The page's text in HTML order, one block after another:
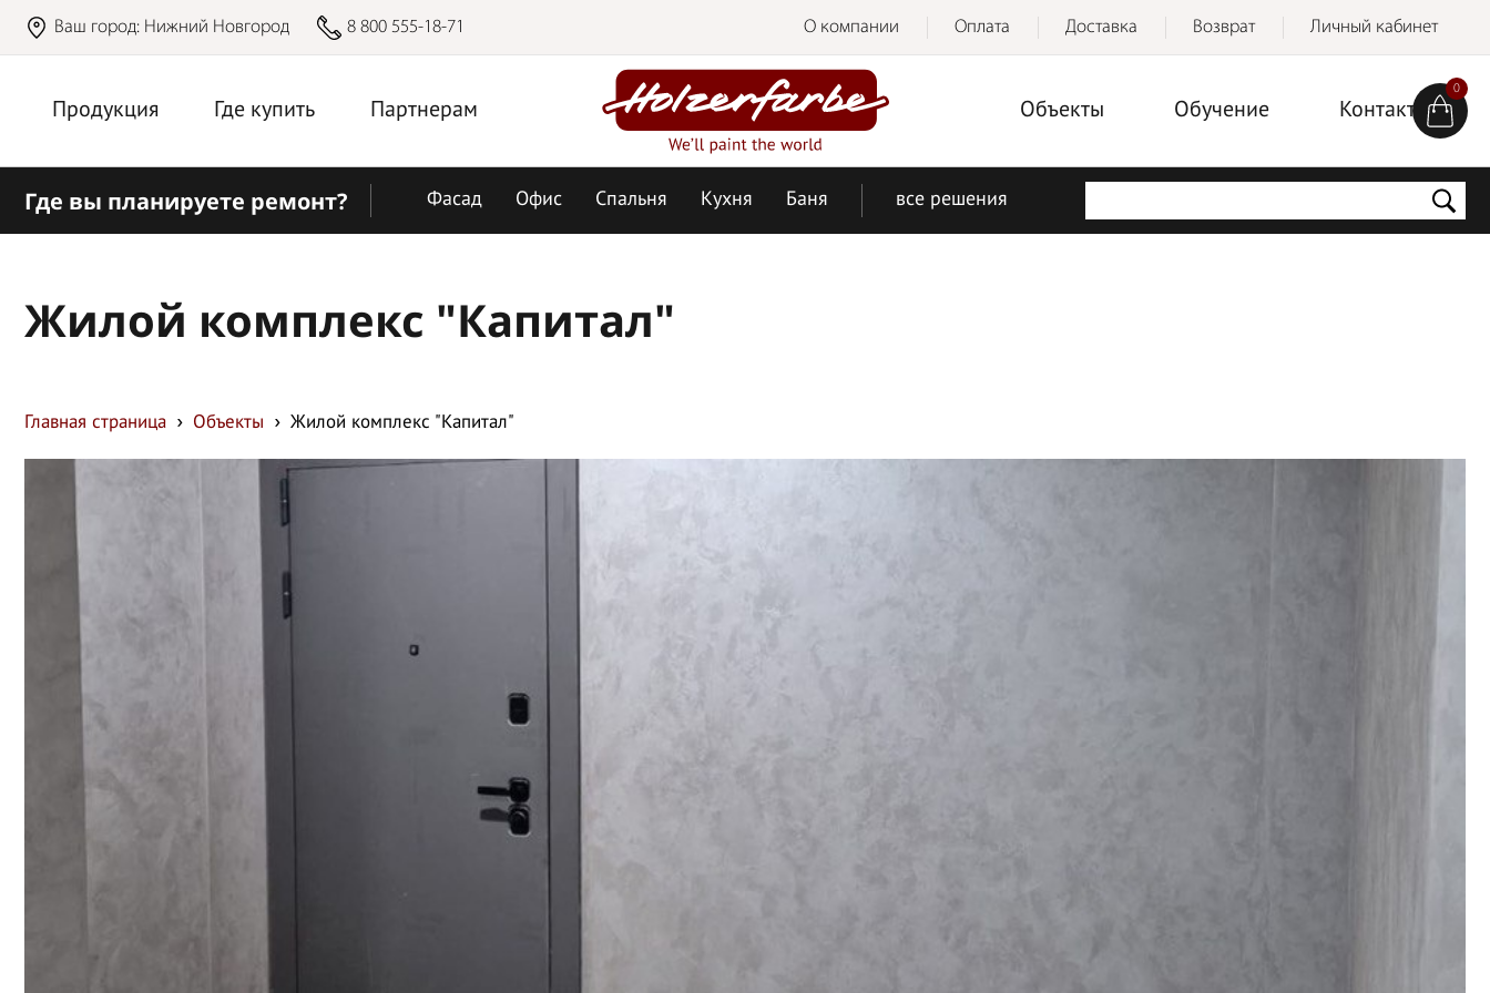
Ваш город: Нижний Новгород 8 800 555-18-71 О компании Оплата Доставка Возврат Личный кабинет
Продукция Где купить Партнерам Объекты Обучение Контакты
Где вы планируете ремонт? Фасад Офис Спальня Кухня Баня все решения
Жилой комплекс "Капитал"
Главная страница Объекты Жилой комплекс "Капитал"
0